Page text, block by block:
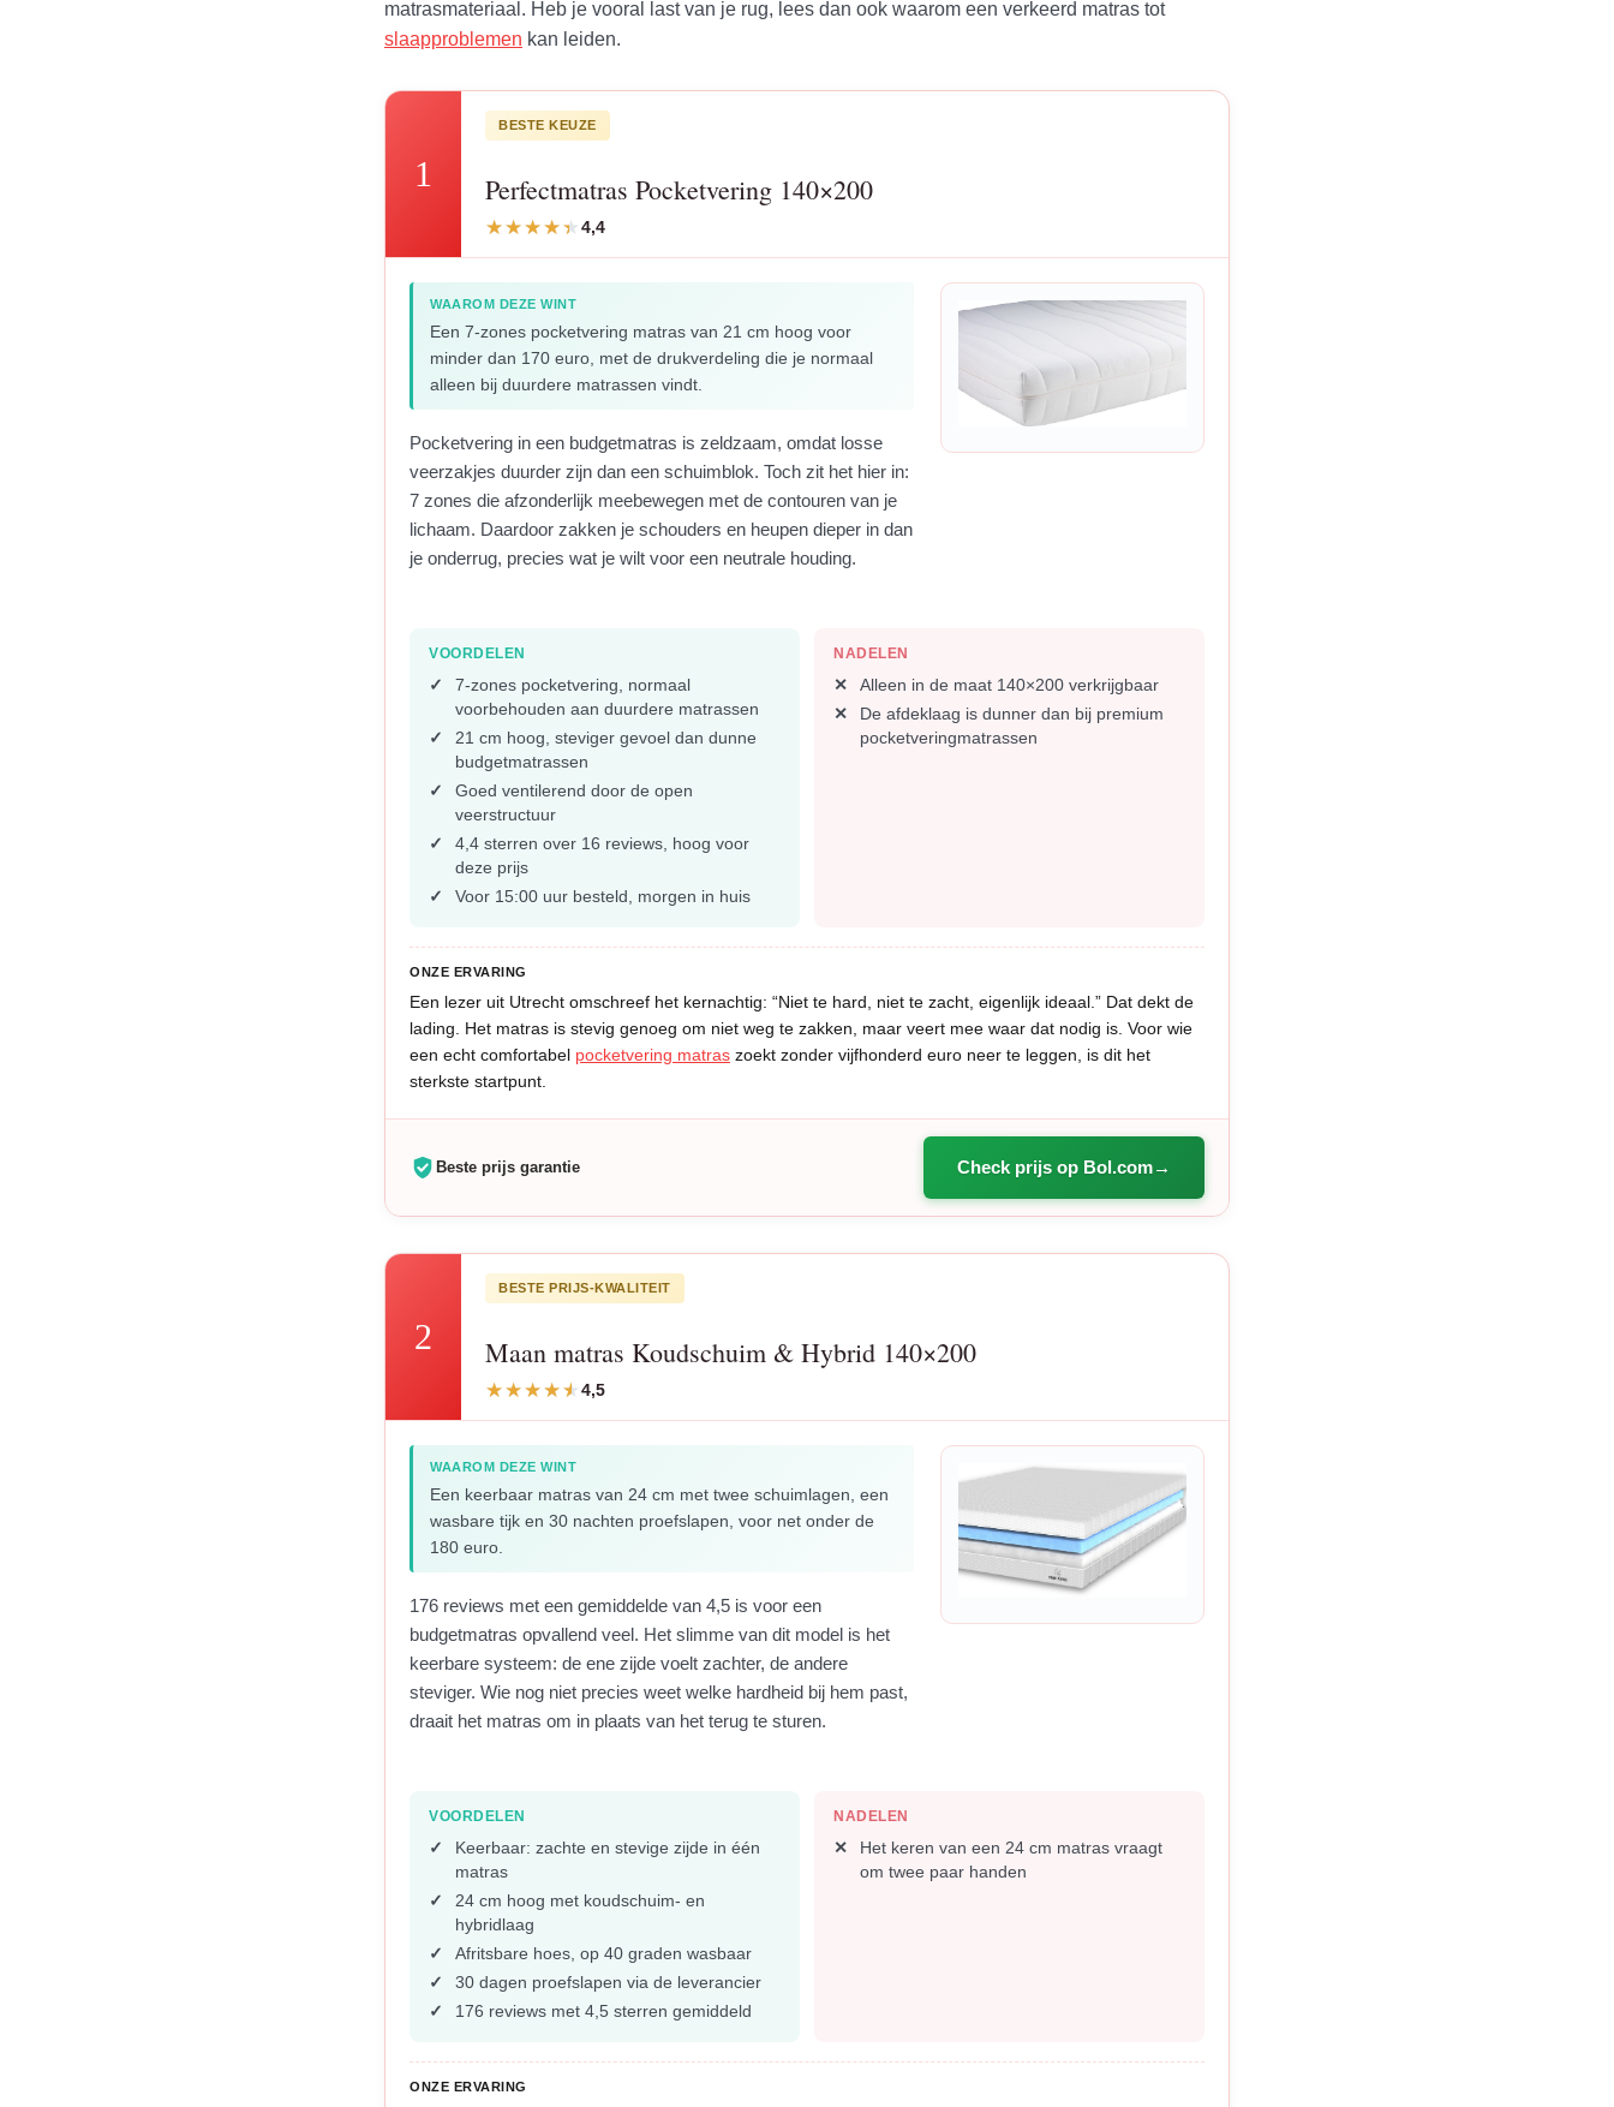
matrasmateriaal. Heb je vooral last van je rug, lees dan ook waarom een verkeerd matras tot
slaapproblemen kan leiden.
1
BESTE KEUZE
Perfectmatras Pocketvering 140×200
4,4
WAAROM DEZE WINT
Een 7-zones pocketvering matras van 21 cm hoog voor
minder dan 170 euro, met de drukverdeling die je normaal
alleen bij duurdere matrassen vindt.
Pocketvering in een budgetmatras is zeldzaam, omdat losse
veerzakjes duurder zijn dan een schuimblok. Toch zit het hier in:
7 zones die afzonderlijk meebewegen met de contouren van je
lichaam. Daardoor zakken je schouders en heupen dieper in dan
je onderrug, precies wat je wilt voor een neutrale houding.
VOORDELEN
7-zones pocketvering, normaal
voorbehouden aan duurdere matrassen
21 cm hoog, steviger gevoel dan dunne
budgetmatrassen
Goed ventilerend door de open
veerstructuur
4,4 sterren over 16 reviews, hoog voor
deze prijs
Voor 15:00 uur besteld, morgen in huis
NADELEN
Alleen in de maat 140×200 verkrijgbaar
De afdeklaag is dunner dan bij premium
pocketveringmatrassen
ONZE ERVARING
Een lezer uit Utrecht omschreef het kernachtig: “Niet te hard, niet te zacht, eigenlijk ideaal.” Dat dekt de
lading. Het matras is stevig genoeg om niet weg te zakken, maar veert mee waar dat nodig is. Voor wie
een echt comfortabel pocketvering matras zoekt zonder vijfhonderd euro neer te leggen, is dit het
sterkste startpunt.
Beste prijs garantie Check prijs op Bol.com
2
BESTE PRIJS-KWALITEIT
Maan matras Koudschuim & Hybrid 140×200
4,5
WAAROM DEZE WINT
Een keerbaar matras van 24 cm met twee schuimlagen, een
wasbare tijk en 30 nachten proefslapen, voor net onder de
180 euro.
176 reviews met een gemiddelde van 4,5 is voor een
budgetmatras opvallend veel. Het slimme van dit model is het
keerbare systeem: de ene zijde voelt zachter, de andere
steviger. Wie nog niet precies weet welke hardheid bij hem past,
draait het matras om in plaats van het terug te sturen.
VOORDELEN
Keerbaar: zachte en stevige zijde in één
matras
24 cm hoog met koudschuim- en
hybridlaag
Afritsbare hoes, op 40 graden wasbaar
30 dagen proefslapen via de leverancier
176 reviews met 4,5 sterren gemiddeld
NADELEN
Het keren van een 24 cm matras vraagt
om twee paar handen
ONZE ERVARING